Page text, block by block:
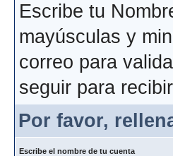
Escribe tu
mayúsculas y
correo para
seguir para
Por favor,
Escribe el nombre de tu cuenta